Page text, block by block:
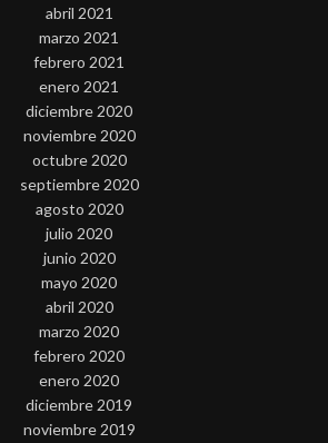
abril 2021
marzo 2021
febrero 2021
enero 2021
diciembre 2020
noviembre 2020
octubre 2020
septiembre 2020
agosto 2020
julio 2020
junio 2020
mayo 2020
abril 2020
marzo 2020
febrero 2020
enero 2020
diciembre 2019
noviembre 2019